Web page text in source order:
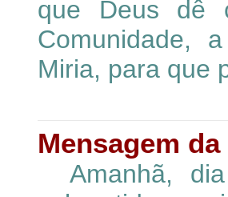
que Deus dê
Comunidade,
Miria, para que
Mensagem
Amanhã,